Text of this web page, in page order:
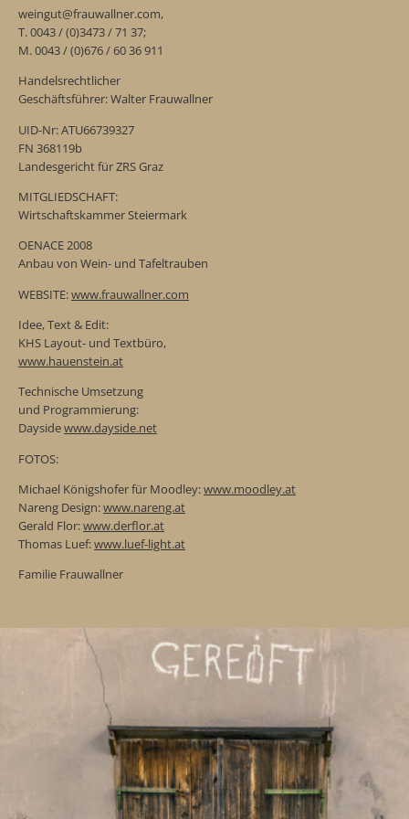
weingut@frauwallner.com,
T. 0043 / (0)3473 / 71 37;
M. 0043 / (0)676 / 60 36 911
Handelsrechtlicher
Geschäftsführer: Walter Frauwallner
UID-Nr: ATU66739327
FN 368119b
Landesgericht für ZRS Graz
MITGLIEDSCHAFT:
Wirtschaftskammer Steiermark
OENACE 2008
Anbau von Wein- und Tafeltrauben
WEBSITE:www.frauwallner.com
Idee, Text & Edit:
KHS Layout- und Textbüro,
www.hauenstein.at
Technische Umsetzung
und Programmierung:
Daysidewww.dayside.net
FOTOS:
Michael Königshofer für Moodley:www.moodley.at
Nareng Design:www.nareng.at
Gerald Flor:www.derflor.at
Thomas Luef:www.luef-light.at
Familie Frauwallner